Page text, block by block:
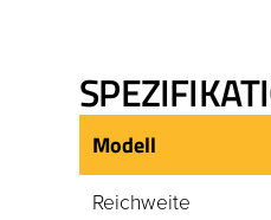
Modell
Reichweite